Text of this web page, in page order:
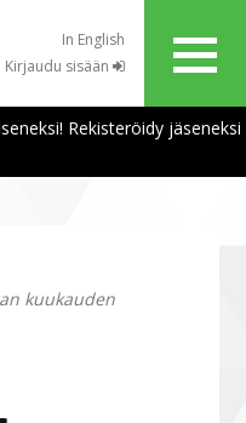
In English
Kirjaudu sisään
Rekisteröidy jäseneksi
kuukauden